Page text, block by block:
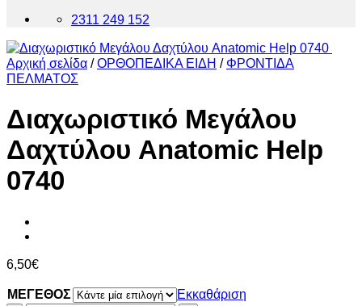
2311 249 152
Αρχική σελίδα / ΟΡΘΟΠΕΔΙΚΑ ΕΙΔΗ / ΦΡΟΝΤΙΔΑ
ΠΕΛΜΑΤΟΣ
Διαχωριστικό Μεγάλου
Δαχτύλου Anatomic Help
0740
6,50€
ΜΕΓΕΘΟΣ
Εκκαθάριση